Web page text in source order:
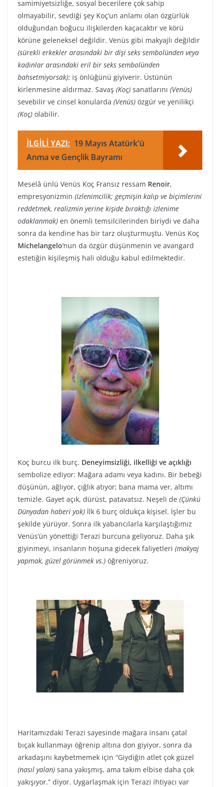
samimiyetsizliğe, sosyal becerilere çok sahip
olmayabilir, sevdiği şey Koç’un anlamı olan özgürlük
olduğundan boğucu ilişkilerden kaçacaktır ve körü
körüne geleneksel değildir. Venüs gibi makyajlı değildir
(sürekli erkekler arasındaki bir dişi seks sembolünden veya
kadınlar arasındaki eril bir seks sembolünden
bahsetmiyorsak); iş önlüğünü giyiverir. Üstünün
kirlenmesine aldırmaz. Savaş (Koç) sanatlarını (Venüs)
sevebilir ve cinsel konularda (Venüs) özgür ve yenilikçi
(Koç) olabilir.
İLGİLİ YAZI: 19 Mayıs Atatürk'ü
Anma ve Gençlik Bayramı
Meselâ ünlü Venüs Koç Fransız ressam Renoir,
empresyonizmin (izlenimcilik; geçmişin kalıp ve biçimlerini
reddetmek, realizmin yerine kişide bıraktığı izlenime
odaklanmak) en önemli temsilcilerinden biriydi ve daha
sonra da kendine has bir tarz oluşturmuştu. Venüs Koç
Michelangelo‘nun da özgür düşünmenin ve avangard
estetiğin kişileşmiş hali olduğu kabul edilmektedir.
Koç burcu ilk burç. Deneyimsizliği, ilkelliği ve açıklığı
sembolize ediyor: Mağara adamı veya kadını. Bir bebeği
düşünün, ağlıyor, çığlık atıyor; bana mama ver, altımı
temizle. Gayet açık, dürüst, patavatsız. Neşeli de (Çünkü
Dünyadan haberi yok) İlk 6 burç oldukça kişisel. İşler bu
şekilde yürüyor. Sonra ilk yabancılarla karşılaştığımız
Venüs’ün yönettiği Terazi burcuna geliyoruz. Daha şık
giyinmeyi, insanların hoşuna gidecek faliyetleri (makyaj
yapmak, güzel görünmek vs.) öğreniyoruz.
Haritamızdaki Terazi sayesinde mağara insanı çatal
bıçak kullanmayı öğrenip altına don giyiyor, sonra da
arkadaşını kaybetmemek için “Giydiğin atlet çok güzel
(nasıl yalan) sana yakışmış, ama takım elbise daha çok
yakışıyor.” diyor. Uygarlaşmak için Terazi ihtiyacı var